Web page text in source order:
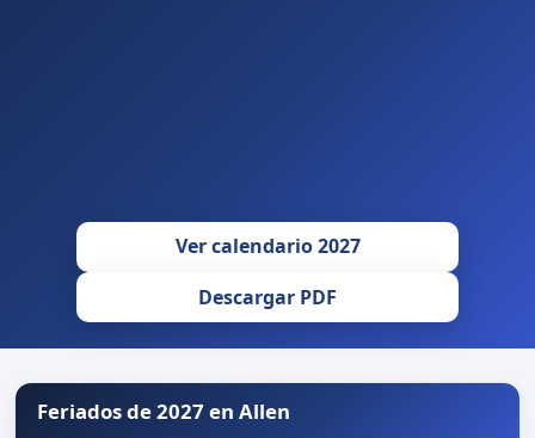
Ver calendario 2027
Descargar PDF
Feriados de 2027 en Allen